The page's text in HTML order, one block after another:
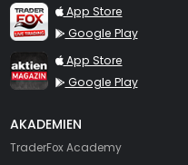
TraderFox Live Trading
App Store
Google Play
TraderFox aktien Magazin
App Store
Google Play
AKADEMIEN
TraderFox Academy